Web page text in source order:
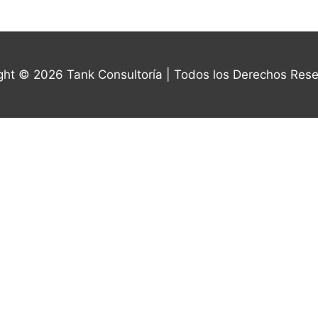
© 2026 Tank Consultoría | Todos los Derechos